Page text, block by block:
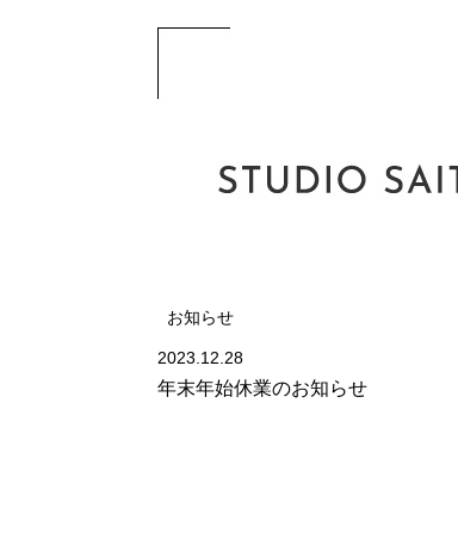
お知らせ
2023.12.28
年末年始休業のお知らせ